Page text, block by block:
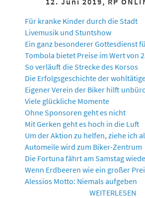
Für kranke Kinder durch die Stadt
Livemusik und Stuntshow
Ein ganz besonderer Gottesdienst
Tombola bietet Preise im Wert von
So verläuft die Strecke des Korsos
Die Erfolgsgeschichte der
Eigener Verein der Biker hilft
Viele glückliche Momente
Ohne Sponsoren geht es nicht
Mit Gerken geht es hoch in die Luft
Um der Aktion zu helfen, ziehe ich
Automeile wird zum Biker-Zentrum
Die Fortuna fährt am Samstag
Wenn Erdbeeren wie ein großer
Alessios Motto: Niemals aufgeben
WEITERLESEN